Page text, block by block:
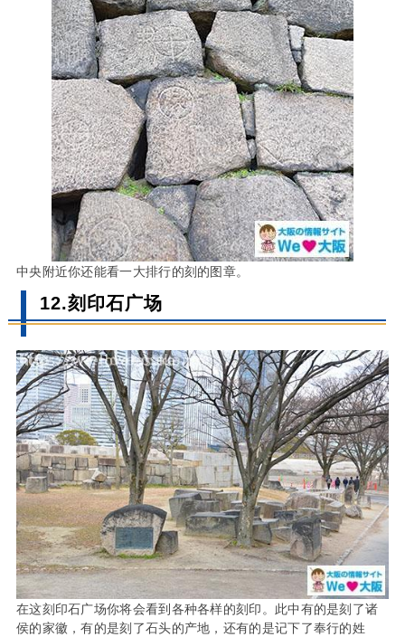
中央附近你还能看一大排行的刻的图章。
12.刻印石广场
在这刻印石广场你将会看到各种各样的刻印。此中有的是刻了诸
侯的家徽，有的是刻了石头的产地，还有的是记下了奉行的姓